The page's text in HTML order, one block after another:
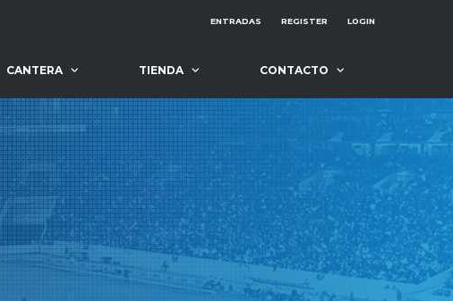
ENTRADAS REGISTER LOGIN
CANTERA TIENDA CONTACTO